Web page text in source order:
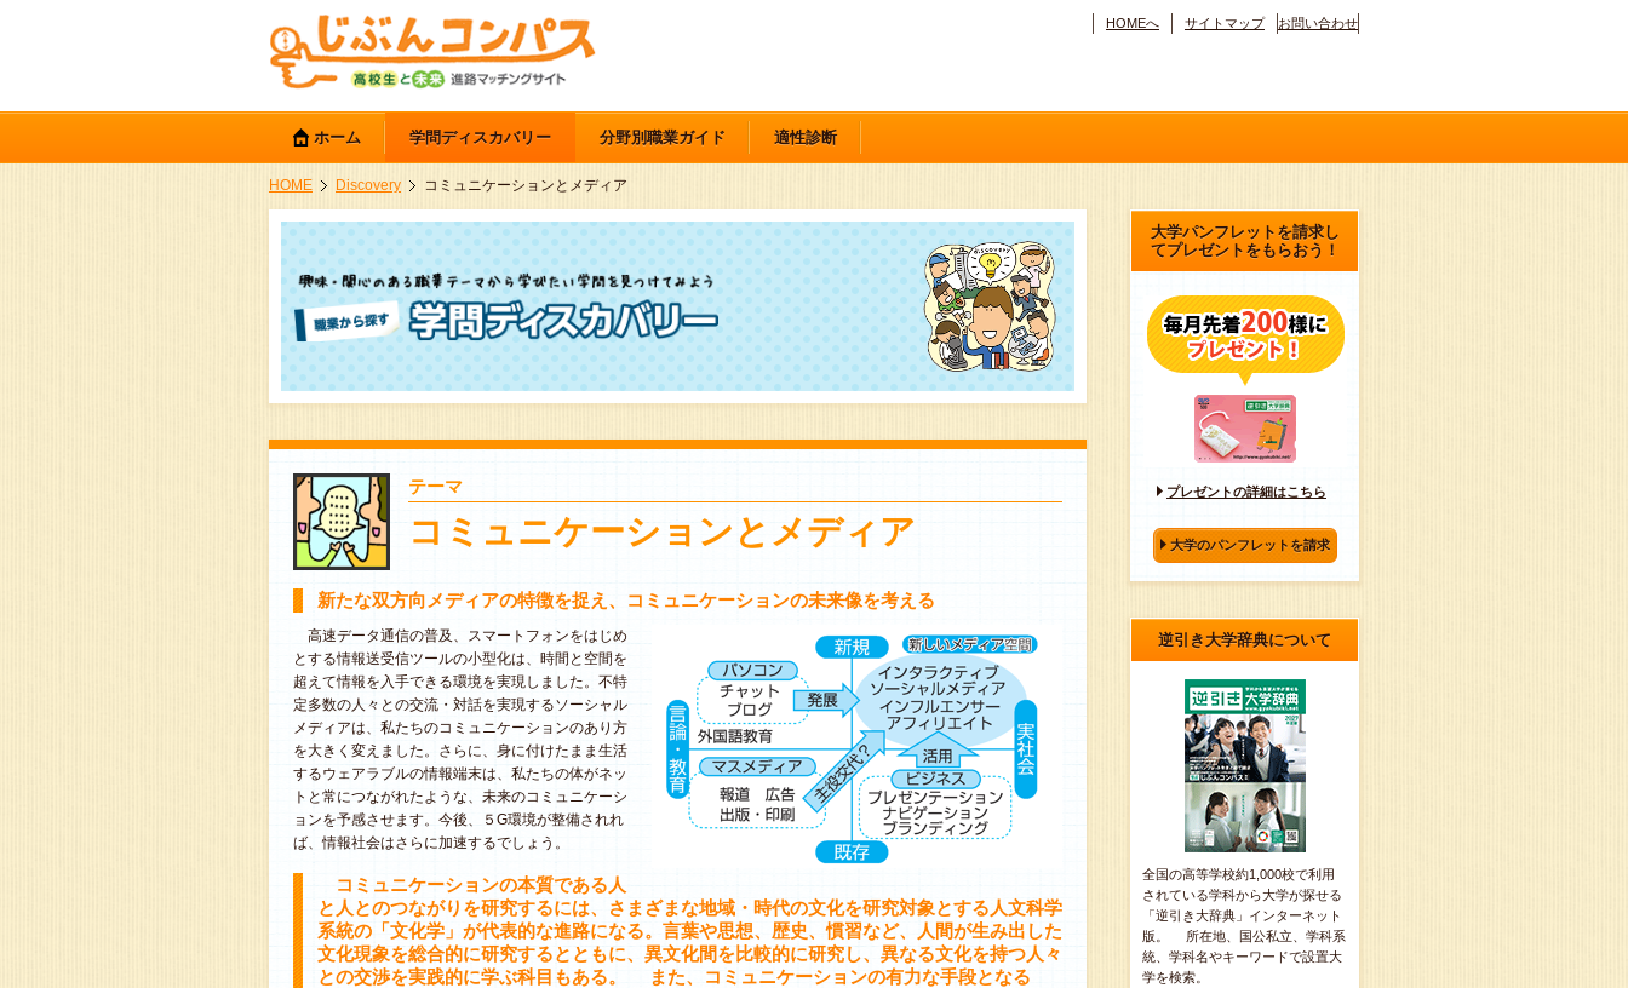
HOMEへ サイトマップ お問い合わせ
ホーム 学問ディスカバリー 分野別職業ガイド 適性診断
HOME Discovery コミュニケーションとメディア
テーマ
コミュニケーションとメディア
新たな双方向メディアの特徴を捉え、コミュニケーションの未来像を考える
高速データ通信の普及、スマートフォンをはじめ
とする情報送受信ツールの小型化は、時間と空間を
超えて情報を入手できる環境を実現しました。不特
定多数の人々との交流・対話を実現するソーシャル
メディアは、私たちのコミュニケーションのあり方
を大きく変えました。さらに、身に付けたまま生活
するウェアラブルの情報端末は、私たちの体がネッ
トと常につながれたような、未来のコミュニケーシ
ョンを予感させます。今後、５G環境が整備されれ
ば、情報社会はさらに加速するでしょう。
コミュニケーションの本質である人
と人とのつながりを研究するには、さまざまな地域・時代の文化を研究対象とする人文科学
系統の「文化学」が代表的な進路になる。言葉や思想、歴史、慣習など、人間が生み出した
文化現象を総合的に研究するとともに、異文化間を比較的に研究し、異なる文化を持つ人々
との交渉を実践的に学ぶ科目もある。 また、コミュニケーションの有力な手段となる
大学パンフレットを請求し
てプレゼントをもらおう！
プレゼントの詳細はこちら
大学のパンフレットを請求
逆引き大学辞典について
全国の高等学校約1,000校で利用
されている学科から大学が探せる
「逆引き大辞典」インターネット
版。 所在地、国公私立、学科系
統、学科名やキーワードで設置大
学を検索。